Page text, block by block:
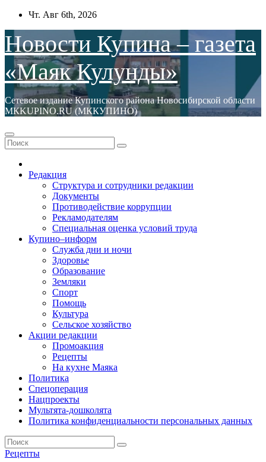
Перейти
содержимому
Чт. Авг 6th, 2026
Новости Купина – газета
«Маяк Кулунды»
Сетевое издание Купинского района Новосибирской области
МКKUPINO.RU (МККУПИНО)
Редакция
Структура и сотрудники редакции
Документы
Противодействие коррупции
Рекламодателям
Специальная оценка условий труда
Купино–информ
Служба дни и ночи
Здоровье
Образование
Земляки
Спорт
Помощь
Культура
Сельское хозяйство
Акции редакции
Промоакция
Рецепты
На кухне Маяка
Политика
Спецоперация
Нацпроекты
Мультята-дошколята
Политика конфиденциальности персональных данных
Рецепты